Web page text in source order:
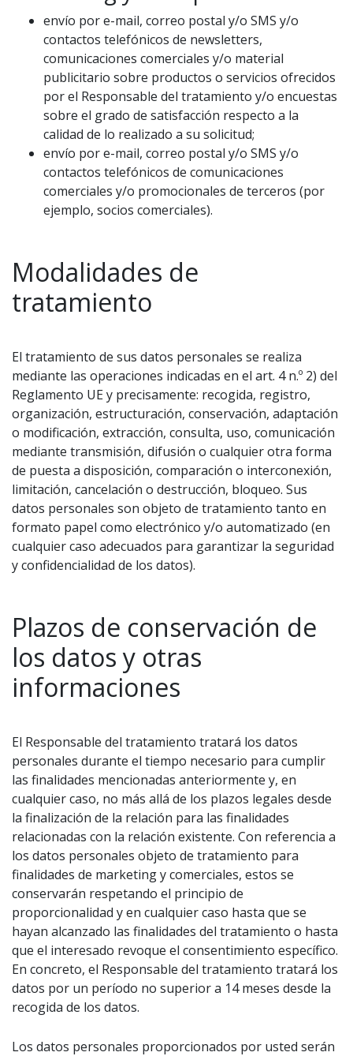
envío por e-mail, correo postal y/o SMS y/o
contactos telefónicos de newsletters,
comunicaciones comerciales y/o material
publicitario sobre productos o servicios ofrecidos
por el Responsable del tratamiento y/o encuestas
sobre el grado de satisfacción respecto a la
calidad de lo realizado a su solicitud;
envío por e-mail, correo postal y/o SMS y/o
contactos telefónicos de comunicaciones
comerciales y/o promocionales de terceros (por
ejemplo, socios comerciales).
Modalidades de
tratamiento
El tratamiento de sus datos personales se realiza
mediante las operaciones indicadas en el art. 4 n.º 2) del
Reglamento UE y precisamente: recogida, registro,
organización, estructuración, conservación, adaptación
o modificación, extracción, consulta, uso, comunicación
mediante transmisión, difusión o cualquier otra forma
de puesta a disposición, comparación o interconexión,
limitación, cancelación o destrucción, bloqueo. Sus
datos personales son objeto de tratamiento tanto en
formato papel como electrónico y/o automatizado (en
cualquier caso adecuados para garantizar la seguridad
y confidencialidad de los datos).
Plazos de conservación de
los datos y otras
informaciones
El Responsable del tratamiento tratará los datos
personales durante el tiempo necesario para cumplir
las finalidades mencionadas anteriormente y, en
cualquier caso, no más allá de los plazos legales desde
la finalización de la relación para las finalidades
relacionadas con la relación existente. Con referencia a
los datos personales objeto de tratamiento para
finalidades de marketing y comerciales, estos se
conservarán respetando el principio de
proporcionalidad y en cualquier caso hasta que se
hayan alcanzado las finalidades del tratamiento o hasta
que el interesado revoque el consentimiento específico.
En concreto, el Responsable del tratamiento tratará los
datos por un período no superior a 14 meses desde la
recogida de los datos.
Los datos personales proporcionados por usted serán